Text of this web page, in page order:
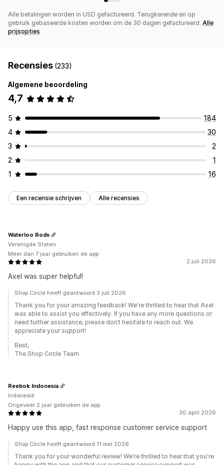
Alle betalingen worden in USD gefactureerd. Terugkerende en op
gebruik gebaseerde kosten worden om de 30 dagen gefactureerd. Alle
prijsopties
Recensies (233)
Algemene beoordeling
4,7
5
184
4
30
3
2
2
1
1
16
Een recensie schrijven Alle recensies
2 juli 2026
Axel was super helpful!
Waterloo Rods
Verenigde Staten
Meer dan 7 jaar gebruiken de app
Shop Circle heeft geantwoord 3 juli 2026
Thank you for your amazing feedback! We're thrilled to hear that Axel
was able to assist you effectively. If you have any more questions or
need further assistance, please don’t hesitate to reach out. We
appreciate your support!
Best,
The Shop Circle Team
30 april 2026
Happy use this app, fast response customer service support
Reebok Indonesia
Indonesië
Ongeveer 2 jaar gebruiken de app
Shop Circle heeft geantwoord 11 mei 2026
Thank you for your wonderful review! We're thrilled to hear that you're